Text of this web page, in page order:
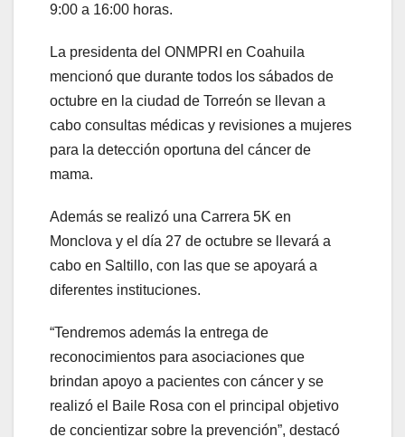
9:00 a 16:00 horas.
La presidenta del ONMPRI en Coahuila
mencionó que durante todos los sábados de
octubre en la ciudad de Torreón se llevan a
cabo consultas médicas y revisiones a mujeres
para la detección oportuna del cáncer de
mama.
Además se realizó una Carrera 5K en
Monclova y el día 27 de octubre se llevará a
cabo en Saltillo, con las que se apoyará a
diferentes instituciones.
“Tendremos además la entrega de
reconocimientos para asociaciones que
brindan apoyo a pacientes con cáncer y se
realizó el Baile Rosa con el principal objetivo
de concientizar sobre la prevención”, destacó